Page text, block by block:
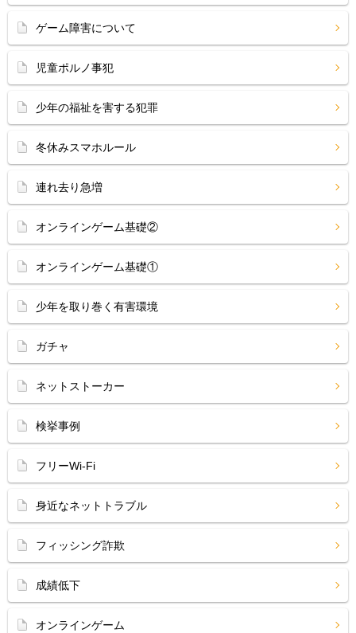
ゲーム障害について
児童ポルノ事犯
少年の福祉を害する犯罪
冬休みスマホルール
連れ去り急増
オンラインゲーム基礎②
オンラインゲーム基礎①
少年を取り巻く有害環境
ガチャ
ネットストーカー
検挙事例
フリーWi-Fi
身近なネットトラブル
フィッシング詐欺
成績低下
オンラインゲーム